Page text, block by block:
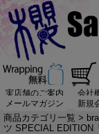
実店舗のご案内 会社
メールマガジン
新規
商品カテゴリ一覧 >
ツ SPECIAL EDITION